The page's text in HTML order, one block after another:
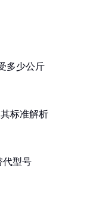
多少公斤
标准解析
代型号